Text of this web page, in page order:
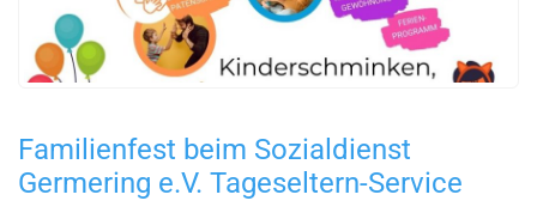
Familienfest beim Sozialdienst
Germering e.V. Tageseltern-Service